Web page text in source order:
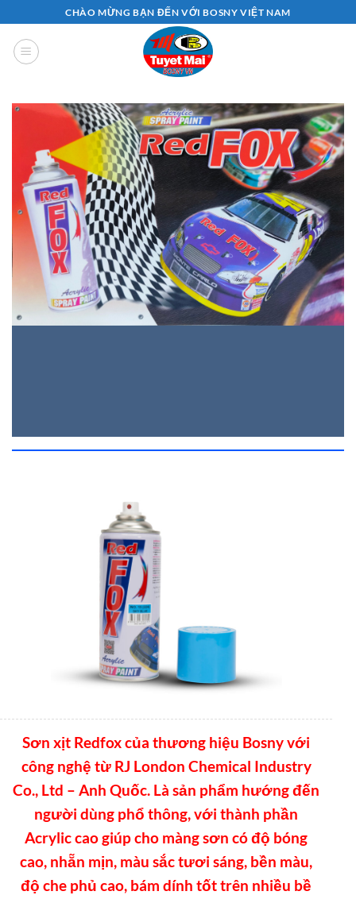
qua
nội
dung
CHÀO MỪNG BẠN ĐẾN VỚI BOSNY VIỆT NAM
Sơn xịt Redfox của thương hiệu Bosny với
công nghệ từ RJ London Chemical Industry
Co., Ltd – Anh Quốc. Là sản phẩm hướng đến
người dùng phổ thông, với thành phần
Acrylic cao giúp cho màng sơn có độ bóng
cao, nhẵn mịn, màu sắc tươi sáng, bền màu,
độ che phủ cao, bám dính tốt trên nhiều bề